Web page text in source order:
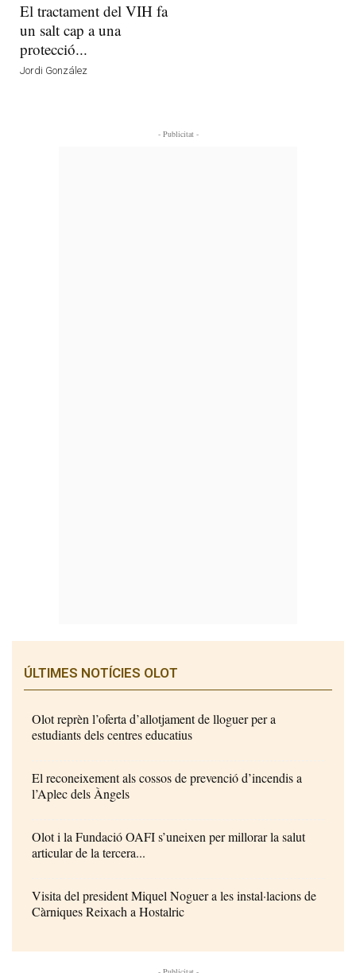
El tractament del VIH fa
un salt cap a una
protecció...
Jordi González
- Publicitat -
ÚLTIMES NOTÍCIES OLOT
Olot reprèn l’oferta d’allotjament de lloguer per a
estudiants dels centres educatius
El reconeixement als cossos de prevenció d’incendis a
l’Aplec dels Àngels
Olot i la Fundació OAFI s’uneixen per millorar la salut
articular de la tercera...
Visita del president Miquel Noguer a les instal·lacions de
Càrniques Reixach a Hostalric